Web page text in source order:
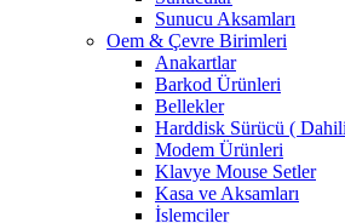
Sunucu Aksamları
Oem & Çevre Birimleri
Anakartlar
Barkod Ürünleri
Bellekler
Harddisk Sürücü (
Modem Ürünleri
Klavye Mouse Setler
Kasa ve Aksamları
İslemciler